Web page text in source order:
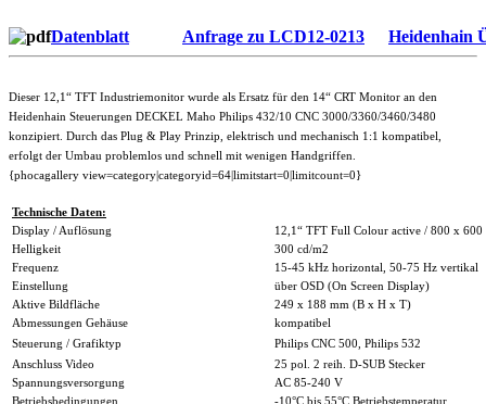
Datenblatt Anfrage zu LCD12-0213 Heidenhain
Dieser 12,1“ TFT Industriemonitor wurde als Ersatz für den 14“ CRT Monitor an den
Heidenhain Steuerungen DECKEL Maho Philips 432/10 CNC 3000/3360/3460/3480
konzipiert. Durch das Plug & Play Prinzip, elektrisch und mechanisch 1:1 kompatibel,
erfolgt der Umbau problemlos und schnell mit wenigen Handgriffen.
{phocagallery view=category|categoryid=64|limitstart=0|limitcount=0}
Technische Daten:
Display / Auflösung
12,1“ TFT Full Colour active / 800 x 600
Helligkeit
300 cd/m2
Frequenz
15-45 kHz horizontal, 50-75 Hz vertikal
Einstellung
über OSD (On Screen Display)
Aktive Bildfläche
249 x 188 mm (B x H x T)
Abmessungen Gehäuse
kompatibel
Steuerung / Grafiktyp
Philips CNC 500, Philips 532
Anschluss Video
25 pol. 2 reih. D-SUB Stecker
Spannungsversorgung
AC 85-240 V
Betriebsbedingungen
-10°C bis 55°C Betriebstemperatur